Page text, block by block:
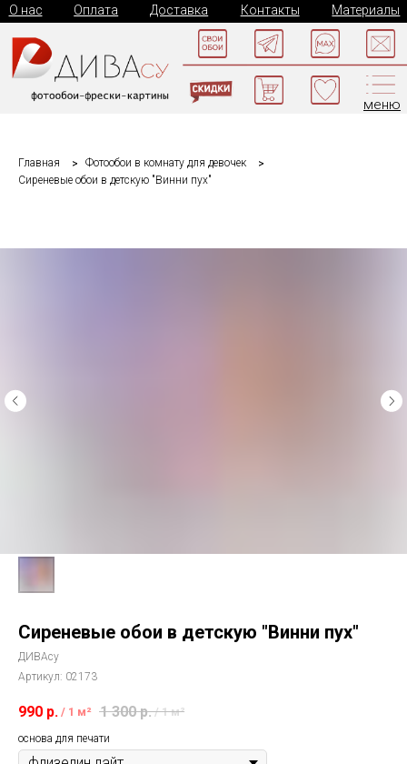
Контакты Материалы
О нас Доставка
Оплата
меню
Главная
Фотообои в комнату для девочек
Сиреневые обои в детскую "Винни пух"
Сиреневые обои в детскую "Винни пух"
ДИВАсу
Артикул: 02173
990 р. / 1 м² 1 300 р. / 1 м²
основа для печати